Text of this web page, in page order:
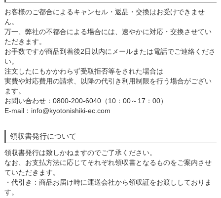
お客様のご都合によるキャンセル・返品・交換はお受けできませ
ん。
万一、弊社の不都合による場合には、速やかに対応・交換させてい
ただきます。
お手数ですが商品到着後2日以内にメールまたは電話でご連絡くださ
い。
注文したにもかかわらず受取拒否等をされた場合は
実費や対応費用の請求、以降の代引き利用制限を行う場合がござい
ます。
お問い合わせ：0800-200-6040（10：00～17：00）
E-mail：info@kyotonishiki-ec.com
領収書発行について
領収書発行は致しかねますのでご了承ください。
なお、お支払方法に応じてそれぞれ領収書となるものをご案内させ
ていただきます。
・代引き：商品お届け時に運送会社から領収証をお渡ししておりま
す。